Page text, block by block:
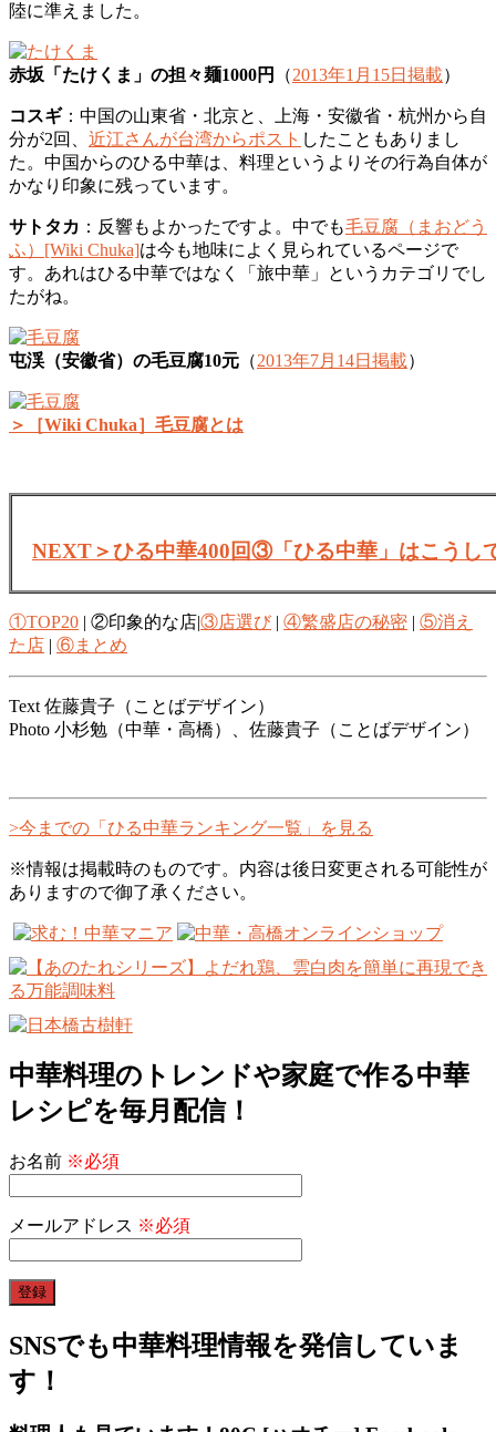
陸に準えました。
赤坂「たけくま」の担々麺1000円 （2013年1月15日掲載）
コスギ：中国の山東省・北京と、上海・安徽省・杭州から自
分が2回、 近江さんが台湾からポスト したこともありまし
た。中国からのひる中華は、料理というよりその行為自体が
かなり印象に残っています。
サトタカ ：反響もよかったですよ。中でも毛豆腐（まおどう
ふ）[Wiki Chuka]は今も地味によく見られているページで
す。あれはひる中華ではなく「旅中華」というカテゴリでし
たがね。
屯渓（安徽省）の毛豆腐10元 （2013年7月14日掲載）
＞［Wiki Chuka］毛豆腐とは
NEXT＞ひる中華400回③「ひる中華」はこうし
①TOP20 | ②印象的な店|③店選び | ④繁盛店の秘密 | ⑤消え
た店 | ⑥まとめ
Text 佐藤貴子（ことばデザイン）
Photo 小杉勉（中華・高橋）、佐藤貴子（ことばデザイン）
>今までの「ひる中華ランキング一覧」を見る
※情報は掲載時のものです。内容は後日変更される可能性が
ありますので御了承ください。
中華料理のトレンドや家庭で作る中華
レシピを毎月配信！
お名前 ※必須
メールアドレス ※必須
SNSでも中華料理情報を発信していま
す！